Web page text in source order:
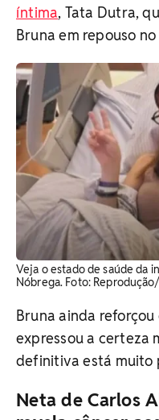
íntima, Tata Dutra,
Bruna em repouso
Veja o estado de saúde da
Nóbrega. Foto:
Bruna ainda
expressou a certeza
definitiva está muito
Neta de Carlos